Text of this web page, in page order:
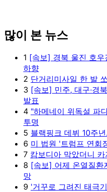
많이 본 뉴스
1 [속보] 경북 울진 호
하향
2 단거리미사일 한 발
3 [속보] 민주, 대구·경
발표
4 "하메네이 위독설 파
투명
5 블랙핑크 데뷔 10주
6 미 법원 '트럼프 연회
7 캄보디아 막았더니
8 [속보] 어제 온열질환
망
9 '거꾸로 그려진 태극